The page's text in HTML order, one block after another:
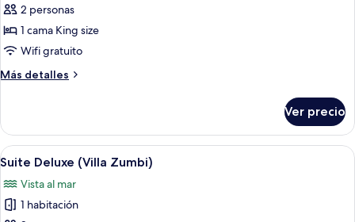
Habitación
estándar
con
camas
Jacu)
2 personas
1 cama King size
Wifi gratuito
Más detalles
Más
estándar
con
2
individuales
(Villa
Ver precio
Abrir
todas
las
fotos
Un balcón con una hamaca, un sofá
9
Suite Deluxe (Villa Zumbi)
Vista al mar
1 habitación